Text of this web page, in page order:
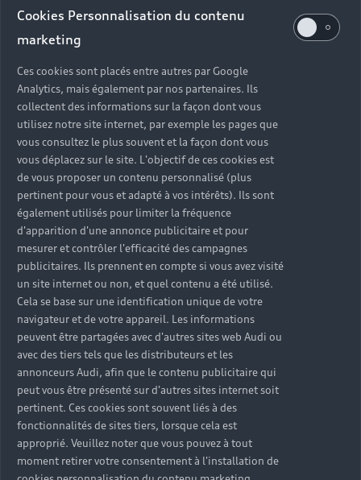
Modèles
Tous les modèles
Électromobilité
Service après-vente
Garantie
Campagne de rappel Airbag Takata
TCO : La valeur d'une voiture ne se résume pas à son
prix
Audi Expérience
Driven by Technology
Driven by Golf
Driven by Art
Audi Sport
Audi quattro
Tutoriels technologiques
Contact
Nous Contacter
Réseau Audi
Contact: 05 20 00 62 00
E-mail : relationclient@audi.ma
© 2023 AUDI AG. All Rights Reserved.
Mentions légales
Politique de confidentialité
Politique des cookies
Paramètres des cookies
Label pneumatique UE
La consommation de carburant et les données
d'émission spécifiées ont été déterminées
conformément aux procédures de mesure prescrites par
la loi. Depuis le 1er septembre 2017, certains véhicules
Cookies Personnalisation du contenu
marketing
Ces cookies sont placés entre autres par Google
Analytics, mais également par nos partenaires. Ils
collectent des informations sur la façon dont vous
utilisez notre site internet, par exemple les pages que
vous consultez le plus souvent et la façon dont vous
vous déplacez sur le site. L'objectif de ces cookies est
de vous proposer un contenu personnalisé (plus
pertinent pour vous et adapté à vos intérêts). Ils sont
également utilisés pour limiter la fréquence
d'apparition d'une annonce publicitaire et pour
mesurer et contrôler l'efficacité des campagnes
publicitaires. Ils prennent en compte si vous avez visité
un site internet ou non, et quel contenu a été utilisé.
Cela se base sur une identification unique de votre
navigateur et de votre appareil. Les informations
peuvent être partagées avec d'autres sites web Audi ou
avec des tiers tels que les distributeurs et les
annonceurs Audi, afin que le contenu publicitaire qui
peut vous être présenté sur d'autres sites internet soit
pertinent. Ces cookies sont souvent liés à des
fonctionnalités de sites tiers, lorsque cela est
approprié. Veuillez noter que vous pouvez à tout
moment retirer votre consentement à l'installation de